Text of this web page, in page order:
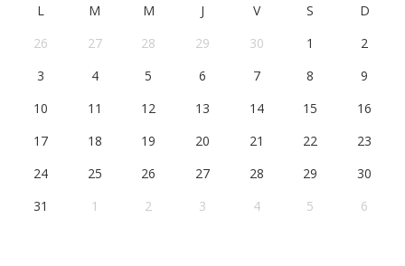
L M M J V S
D
26
27 28 29 30 1
2
3
4 5 6 7 8
9
10
11 12 13 14 15
16
17
18 19 20 21 22
23
24
25 26 27 28 29
30
31
1 2 3 4 5 6